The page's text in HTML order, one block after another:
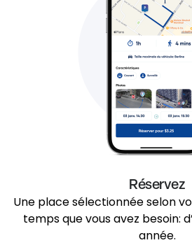
Réservez
Une place sélectionnée selon
temps que vous avez besoin:
année.